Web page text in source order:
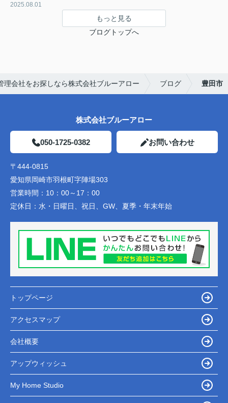
2025.08.01
もっと見る
ブログトップへ
理会社をお探しなら株式会社ブルーアロー ブログ 豊田市
株式会社ブルーアロー
050-1725-0382 お問い合わせ
〒444-0815
愛知県岡崎市羽根町字陣場303
営業時間： 10：00～17：00
定休日： 水・日曜日、祝日、GW、夏季・年末年始
トップページ
アクセスマップ
会社概要
アップウィッシュ
My Home Studio